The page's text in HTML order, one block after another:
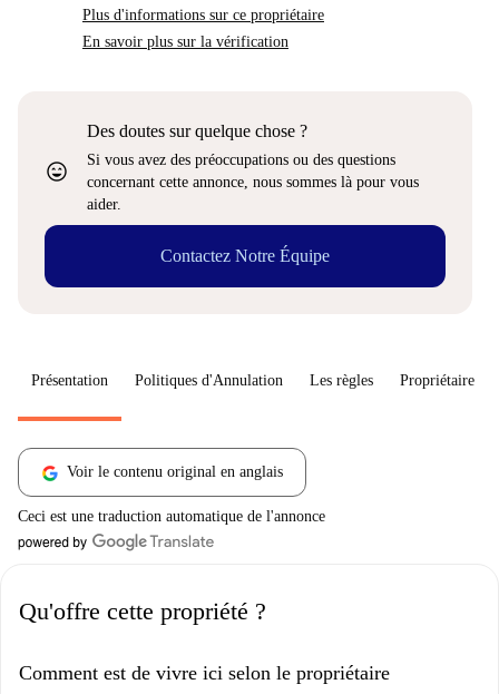
Plus d'informations sur ce propriétaire
En savoir plus sur la vérification
sentiment_very_satisfied
Des doutes sur quelque chose ?
Si vous avez des préoccupations ou des questions
concernant cette annonce, nous sommes là pour vous
aider.
Contactez Notre Équipe
Présentation Politiques d'Annulation Les règles Propriétaire
Voir le contenu original en anglais
Ceci est une traduction automatique de l'annonce
Qu'offre cette propriété ?
Comment est de vivre ici selon le propriétaire